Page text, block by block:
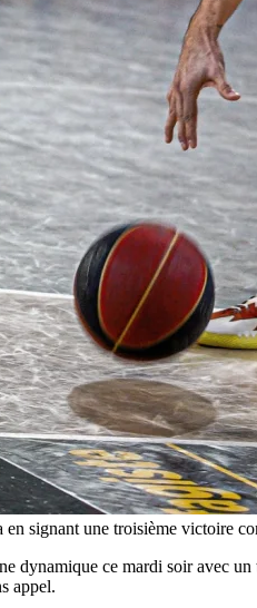
signant une troisième victoire
dynamique ce mardi soir avec
appel.